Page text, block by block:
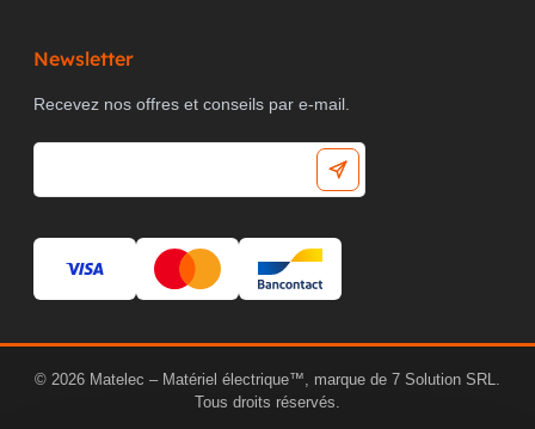
Newsletter
Recevez nos offres et conseils par e-mail.
© 2026 Matelec – Matériel électrique™, marque de 7 Solution SRL.
Tous droits réservés.